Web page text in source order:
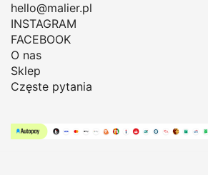
hello@malier.pl
INSTAGRAM
FACEBOOK
O nas
Sklep
Częste pytania